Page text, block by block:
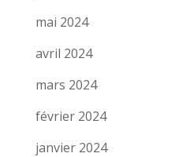
mai 2024
avril 2024
mars 2024
février 2024
janvier 2024